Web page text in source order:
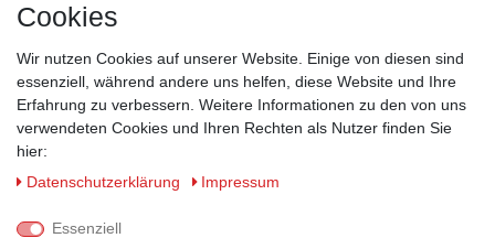
ZAHLUNGSMÖGLICHKEITEN
Cookies
Wir nutzen Cookies auf unserer Website. Einige von diesen sind
essenziell, während andere uns helfen, diese Website und Ihre
Erfahrung zu verbessern. Weitere Informationen zu den von uns
verwendeten Cookies und Ihren Rechten als Nutzer finden Sie
hier:
Daten­schutz­erklärung
Impressum
Essenziell